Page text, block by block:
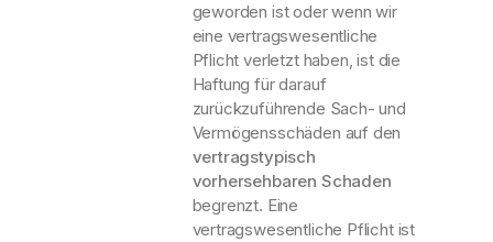
geworden ist oder wenn wir
eine vertragswesentliche
Pflicht verletzt haben, ist die
Haftung für darauf
zurückzuführende Sach- und
Vermögensschäden auf den
vertragstypisch
vorhersehbaren Schaden
begrenzt. Eine
vertragswesentliche Pflicht ist